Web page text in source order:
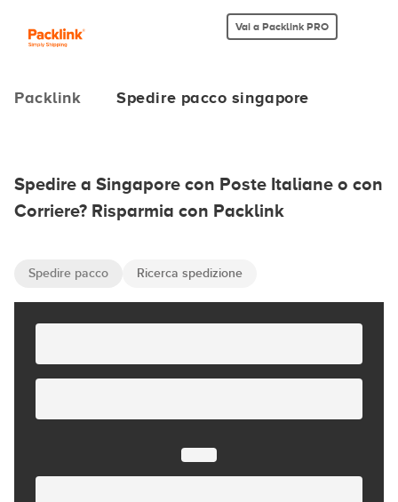
Vai a Packlink PRO
Packlink Spedire pacco singapore
Spedire a Singapore con Poste Italiane o con
Corriere? Risparmia con Packlink
Spedire pacco Ricerca spedizione